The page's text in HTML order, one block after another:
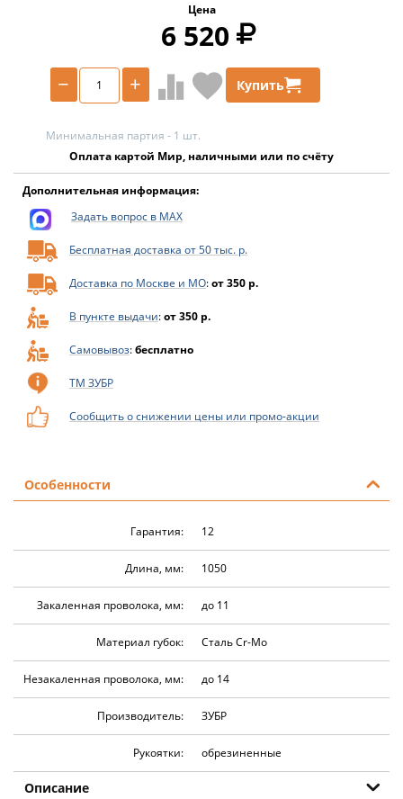
Цена
6 520
+
− Купить
Минимальная партия - 1 шт.
Оплата картой Мир, наличными или по счёту
Дополнительная информация:
Задать вопрос в MAX
Бесплатная доставка от 50 тыс. р.
Доставка по Москве и МО:от 350 р.
В пункте выдачи:от 350 р.
Самовывоз:бесплатно
ТМ ЗУБР
Сообщить о снижении цены или промо-акции
Особенности
Гарантия: 12
Длина, мм: 1050
Закаленная проволока, мм: до 11
Материал губок: Сталь Cr-Mo
Незакаленная проволока, мм: до 14
Производитель: ЗУБР
Рукоятки: обрезиненные
Описание